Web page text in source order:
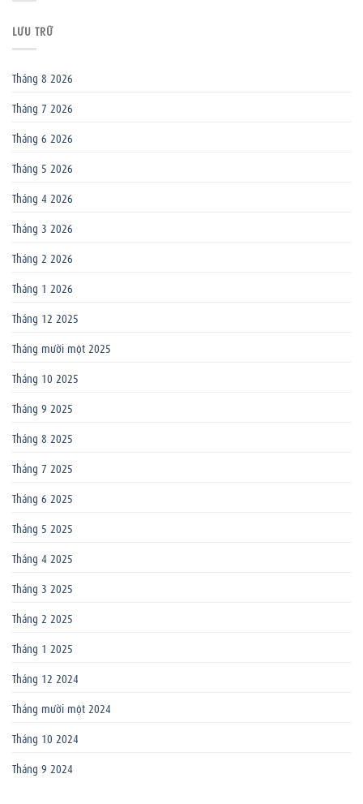
LƯU TRỮ
Tháng 8 2026
Tháng 7 2026
Tháng 6 2026
Tháng 5 2026
Tháng 4 2026
Tháng 3 2026
Tháng 2 2026
Tháng 1 2026
Tháng 12 2025
Tháng mười một 2025
Tháng 10 2025
Tháng 9 2025
Tháng 8 2025
Tháng 7 2025
Tháng 6 2025
Tháng 5 2025
Tháng 4 2025
Tháng 3 2025
Tháng 2 2025
Tháng 1 2025
Tháng 12 2024
Tháng mười một 2024
Tháng 10 2024
Tháng 9 2024